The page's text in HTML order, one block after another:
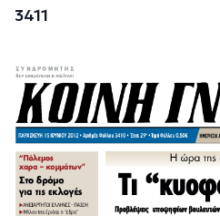
3411